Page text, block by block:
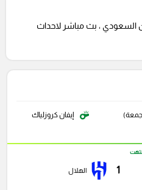
السعودي ، بث مباشر لاحداث
إيفان كروزلياك
1 الهلال